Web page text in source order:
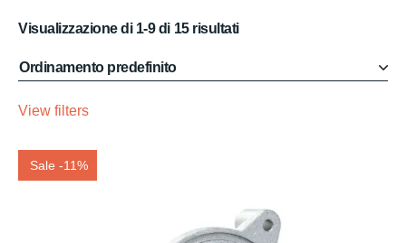
Visualizzazione di 1-9 di 15 risultati
View filters
Sale -11%